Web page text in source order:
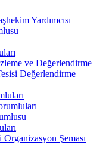
Yardımcısı
ve Değerlendirme
Değerlendirme
Şeması